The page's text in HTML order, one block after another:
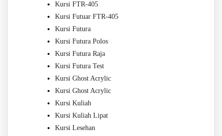
Kursi FTR-405
Kursi Futuar FTR-405
Kursi Futura
Kursi Futura Polos
Kursi Futura Raja
Kursi Futura Test
Kursi Ghost Acrylic
Kursi Ghost Acrylic
Kursi Kuliah
Kursi Kuliah Lipat
Kursi Lesehan